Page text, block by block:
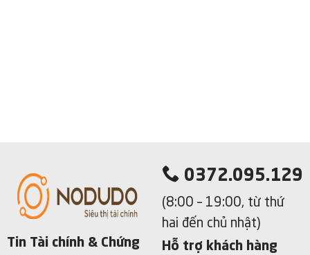
Tin Tài chính & Chứng
0372.095.129
(8:00 – 19:00, từ thứ
hai đến chủ nhật)
Hỗ trợ khách hàng